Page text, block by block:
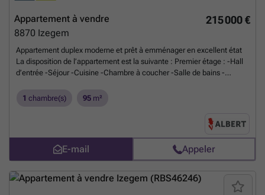
215 000 €
Appartement à vendre
8870 Izegem
Appartement duplex moderne et prêt à emménager en excellent état
La disposition de l’appartement est la suivante : Premier étage : -Hall
d’entrée -Séjour -Cuisine -Chambre à coucher -Salle de bains -
bains Atouts supplémentaires : -2 salles de bains -Logement économe
Planifiez rapidement votre visite via ### ou contactez Maxim au
1 chambre(s) 95 m²
E-mail Appeler